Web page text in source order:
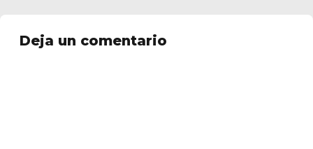
Deja un comentario